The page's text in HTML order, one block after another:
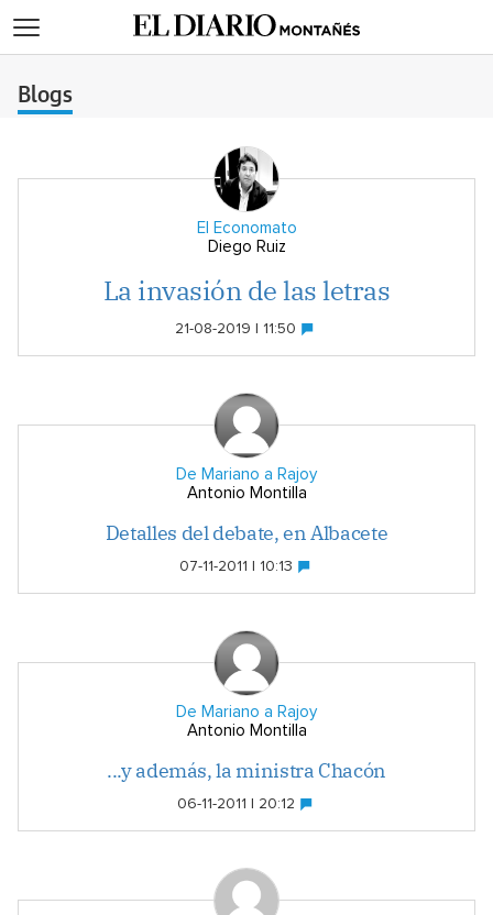
Blogs
El Economato
Diego Ruiz
La invasión de las letras
21-08-2019 | 11:50
De Mariano a Rajoy
Antonio Montilla
Detalles del debate, en Albacete
07-11-2011 | 10:13
De Mariano a Rajoy
Antonio Montilla
...y además, la ministra Chacón
06-11-2011 | 20:12